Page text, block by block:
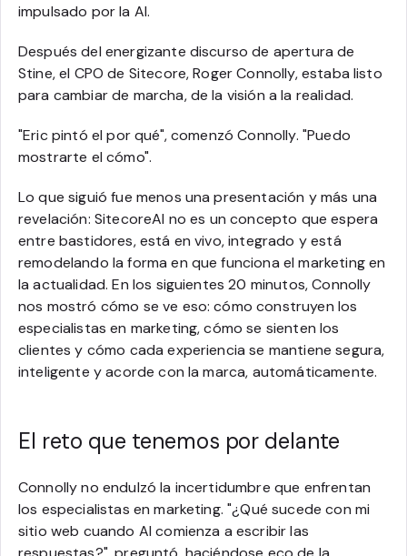
impulsado por la AI.
Después del energizante discurso de apertura de
Stine, el CPO de Sitecore, Roger Connolly, estaba listo
para cambiar de marcha, de la visión a la realidad.
"Eric pintó el por qué", comenzó Connolly. "Puedo
mostrarte el cómo".
Lo que siguió fue menos una presentación y más una
revelación: SitecoreAI no es un concepto que espera
entre bastidores, está en vivo, integrado y está
remodelando la forma en que funciona el marketing en
la actualidad. En los siguientes 20 minutos, Connolly
nos mostró cómo se ve eso: cómo construyen los
especialistas en marketing, cómo se sienten los
clientes y cómo cada experiencia se mantiene segura,
inteligente y acorde con la marca, automáticamente.
El reto que tenemos por delante
Connolly no endulzó la incertidumbre que enfrentan
los especialistas en marketing. "¿Qué sucede con mi
sitio web cuando AI comienza a escribir las